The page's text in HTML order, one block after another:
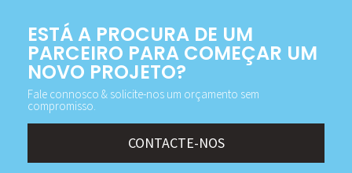
ESTÁ A PROCURA DE UM
PARCEIRO PARA COMEÇAR UM
NOVO PROJETO?
Fale connosco & solicite-nos um orçamento sem
compromisso.
CONTACTE-NOS